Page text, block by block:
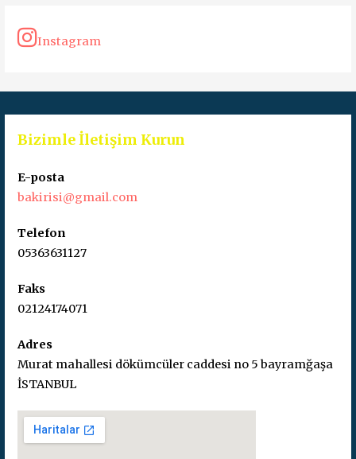
Instagram
Bizimle İletişim Kurun
E-posta
bakirisi@gmail.com
Telefon
05363631127
Faks
02124174071
Adres
Murat mahallesi dökümcüler caddesi no 5 bayramğaşa
İSTANBUL